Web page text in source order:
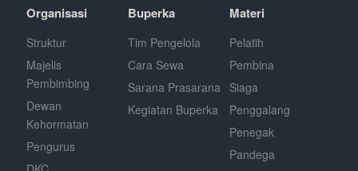
Organisasi
Struktur
Majelis
Pembimbing
Dewan
Kehormatan
Pengurus
Buperka
Tim Pengelola
Cara Sewa
Sarana Prasarana
Kegiatan Buperka
Materi
Pelatih
Pembina
Siaga
Penggalang
Penegak
Pandega